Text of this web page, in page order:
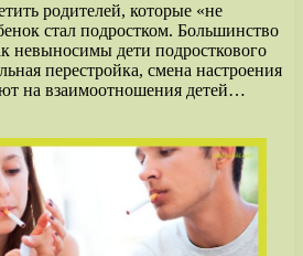
родителей, которые «не
стал подростком. Большинство
невыносимы дети подросткового
перестройка, смена настроения
на взаимоотношения детей…